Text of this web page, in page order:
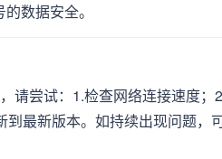
数据安全。
请尝试：1.检查网络连接速度；
最新版本。如持续出现问题，